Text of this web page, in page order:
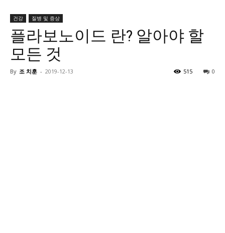
건강 질병 및 증상
플라보노이드 란? 알아야 할
모든 것
By 조 치훈 - 2019-12-13 0
515